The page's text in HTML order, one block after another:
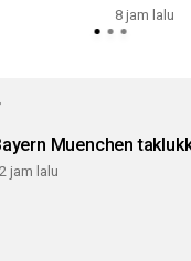
8 jam lalu
Muenchen
jam lalu